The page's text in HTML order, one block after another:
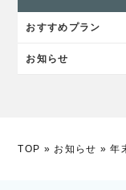
おすすめプラン
お知らせ
TOP » お知らせ »年